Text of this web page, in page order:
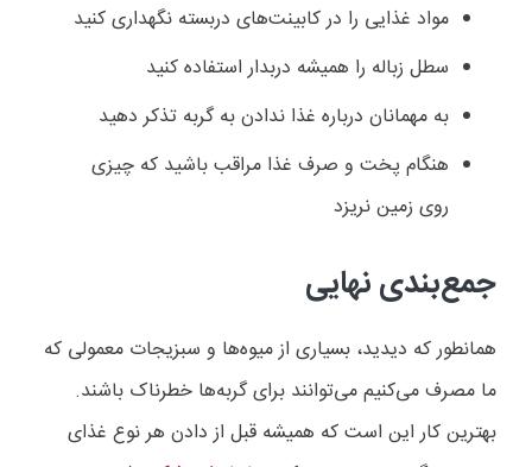
مواد غذایی را در کابینت‌های دربسته نگهداری کنید
سطل زباله را همیشه دربدار استفاده کنید
به مهمانان درباره غذا ندادن به گربه تذکر دهید
هنگام پخت و صرف غذا مراقب باشید که چیزی
روی زمین نریزد
جمع‌بندی نهایی
همانطور که دیدید، بسیاری از میوه‌ها و سبزیجات معمولی که
ما مصرف می‌کنیم می‌توانند برای گربه‌ها خطرناک باشند.
بهترین کار این است که همیشه قبل از دادن هر نوع غذای